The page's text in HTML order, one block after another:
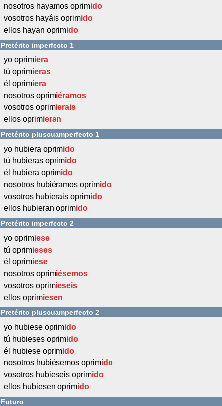
nosotros hayamos oprimido
vosotros hayáis oprimido
ellos hayan oprimido
Pretérito imperfecto 1
yo oprimiera
tú oprimieras
él oprimiera
nosotros oprimiéramos
vosotros oprimierais
ellos oprimieran
Pretérito pluscuamperfecto 1
yo hubiera oprimido
tú hubieras oprimido
él hubiera oprimido
nosotros hubiéramos oprimido
vosotros hubierais oprimido
ellos hubieran oprimido
Pretérito imperfecto 2
yo oprimiese
tú oprimieses
él oprimiese
nosotros oprimiésemos
vosotros oprimieseis
ellos oprimiesen
Pretérito pluscuamperfecto 2
yo hubiese oprimido
tú hubieses oprimido
él hubiese oprimido
nosotros hubiésemos oprimido
vosotros hubieseis oprimido
ellos hubiesen oprimido
Futuro